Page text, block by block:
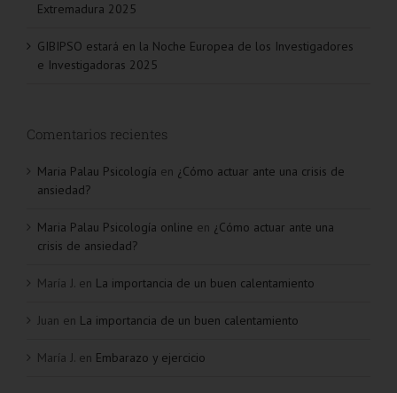
Extremadura 2025
GIBIPSO estará en la Noche Europea de los Investigadores
e Investigadoras 2025
Comentarios recientes
Maria Palau Psicología en ¿Cómo actuar ante una crisis de
ansiedad?
Maria Palau Psicología online en ¿Cómo actuar ante una
crisis de ansiedad?
María J. en La importancia de un buen calentamiento
Juan en La importancia de un buen calentamiento
María J. en Embarazo y ejercicio